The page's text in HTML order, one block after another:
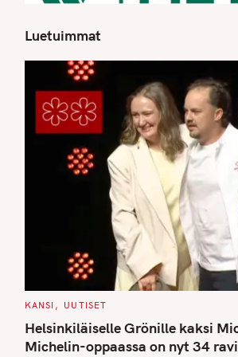
Luetuimmat
C
T
E
G
O
KANSI UUTISET
Helsinkiläiselle Grönille kaksi
Michelin-oppaassa on nyt 34
S
e
a